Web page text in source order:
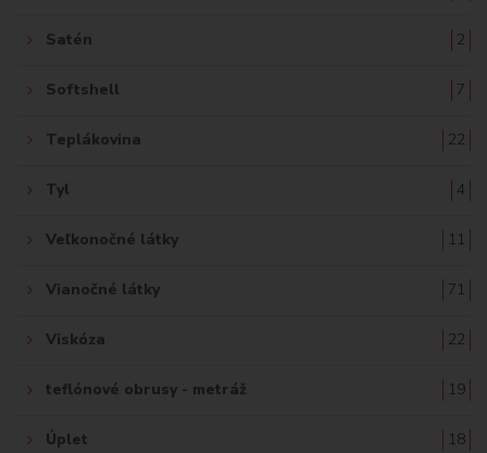
Satén 2
Softshell 7
Teplákovina 22
Tyl 4
Veľkonočné látky 11
Vianočné látky 71
Viskóza 22
teflónové obrusy - metráž 19
Úplet 18